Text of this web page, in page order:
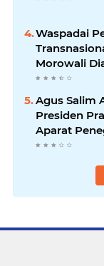
Waspadai
Morowali
Persatuan
Kebangsaan
Agus Salim
Presiden
Aparat